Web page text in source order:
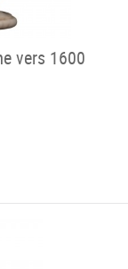
vers 1600